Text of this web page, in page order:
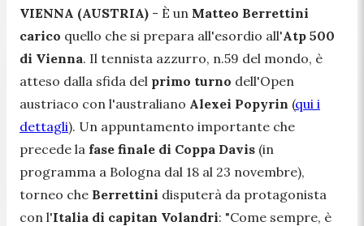
VIENNA (AUSTRIA) - È un Matteo Berrettini
carico quello che si prepara all'esordio all'Atp 500
di Vienna. Il tennista azzurro, n.59 del mondo, è
atteso dalla sfida del primo turno dell'Open
austriaco con l'australiano Alexei Popyrin (qui i
dettagli). Un appuntamento importante che
precede la fase finale di Coppa Davis (in
programma a Bologna dal 18 al 23 novembre),
torneo che Berrettini disputerà da protagonista
con l'Italia di capitan Volandri: "Come sempre, è